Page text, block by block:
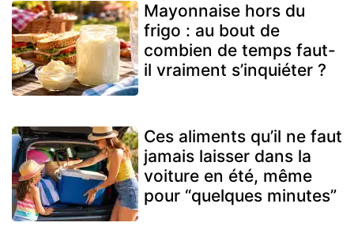
Mayonnaise hors du
frigo : au bout de
combien de temps faut-
il vraiment s’inquiéter ?
Ces aliments qu’il ne faut
jamais laisser dans la
voiture en été, même
pour “quelques minutes”